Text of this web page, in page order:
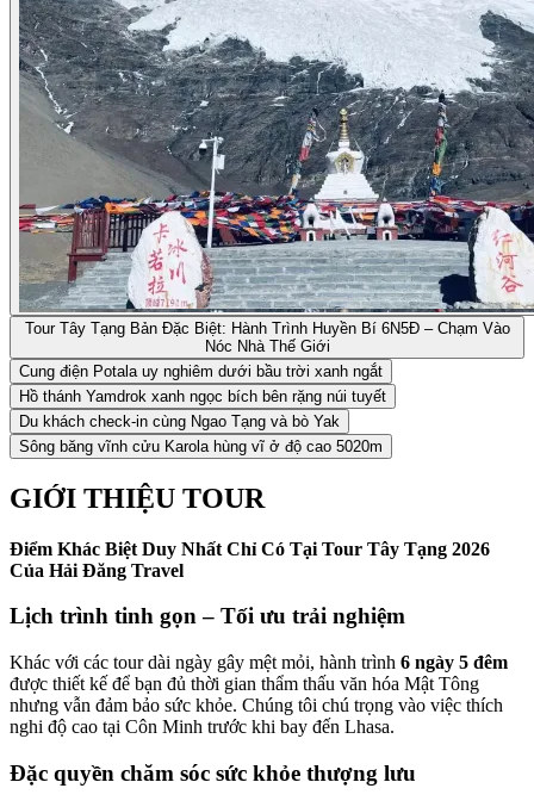
Tour Tây Tạng Bản Đặc Biệt: Hành Trình Huyền Bí 6N5Đ – Chạm Vào
Nóc Nhà Thế Giới
Cung điện Potala uy nghiêm dưới bầu trời xanh ngắt
Hồ thánh Yamdrok xanh ngọc bích bên rặng núi tuyết
Du khách check-in cùng Ngao Tạng và bò Yak
Sông băng vĩnh cửu Karola hùng vĩ ở độ cao 5020m
GIỚI THIỆU TOUR
Điểm Khác Biệt Duy Nhất Chỉ Có Tại Tour Tây Tạng 2026
Của Hải Đăng Travel
Lịch trình tinh gọn – Tối ưu trải nghiệm
Khác với các tour dài ngày gây mệt mỏi, hành trình 6 ngày 5 đêm
được thiết kế để bạn đủ thời gian thẩm thấu văn hóa Mật Tông
nhưng vẫn đảm bảo sức khỏe. Chúng tôi chú trọng vào việc thích
nghi độ cao tại Côn Minh trước khi bay đến Lhasa.
Đặc quyền chăm sóc sức khỏe thượng lưu